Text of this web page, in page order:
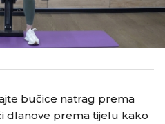
bučice natrag prema
dlanove prema tijelu kako